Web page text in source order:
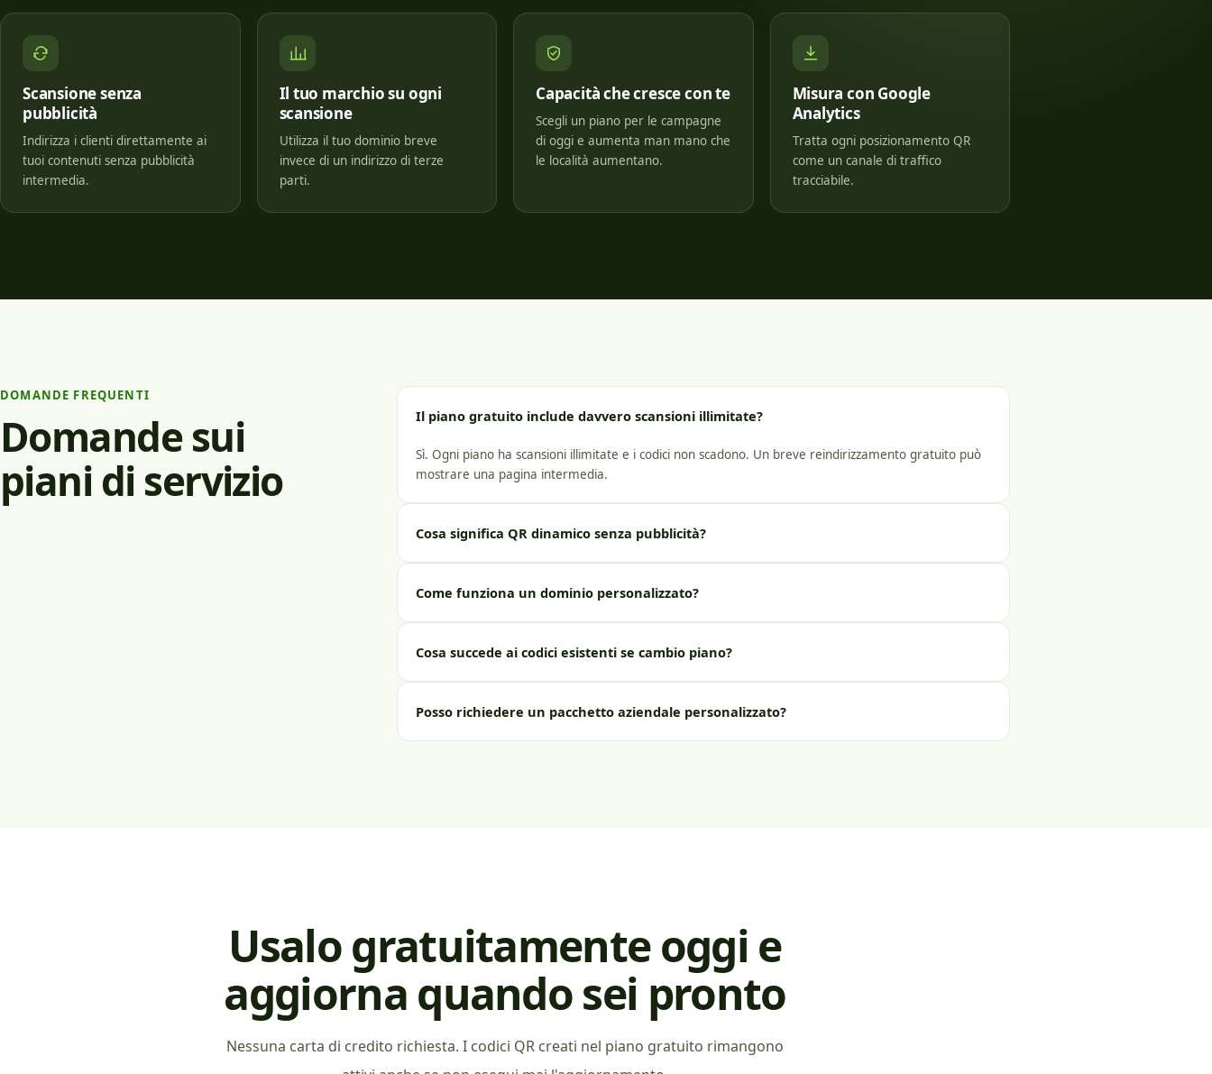
Scansione senza
pubblicità
Indirizza i clienti direttamente ai
tuoi contenuti senza pubblicità
intermedia.
Il tuo marchio su ogni
scansione
Utilizza il tuo dominio breve
invece di un indirizzo di terze
parti.
Capacità che cresce con te
Scegli un piano per le campagne
di oggi e aumenta man mano che
le località aumentano.
Misura con Google
Analytics
Tratta ogni posizionamento QR
come un canale di traffico
tracciabile.
DOMANDE FREQUENTI
Domande sui
piani di servizio
Il piano gratuito include davvero scansioni illimitate?
Sì. Ogni piano ha scansioni illimitate e i codici non scadono. Un breve reindirizzamento gratuito può
mostrare una pagina intermedia.
Cosa significa QR dinamico senza pubblicità?
Come funziona un dominio personalizzato?
Cosa succede ai codici esistenti se cambio piano?
Posso richiedere un pacchetto aziendale personalizzato?
Usalo gratuitamente oggi e
aggiorna quando sei pronto
Nessuna carta di credito richiesta. I codici QR creati nel piano gratuito rimangono